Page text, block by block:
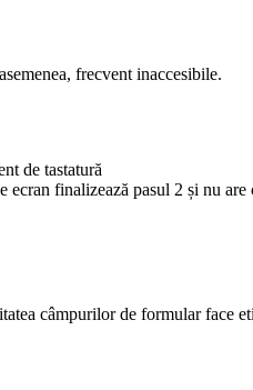
frecvent inaccesibile.
de tastatură
finalizează pasul 2 și nu are
câmpurilor de formular face